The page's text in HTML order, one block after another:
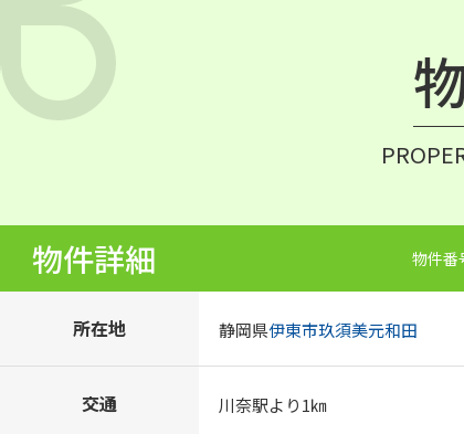
物件詳細 物件番
所在地 静岡県伊東市玖須美元和田
交通 川奈駅より1㎞